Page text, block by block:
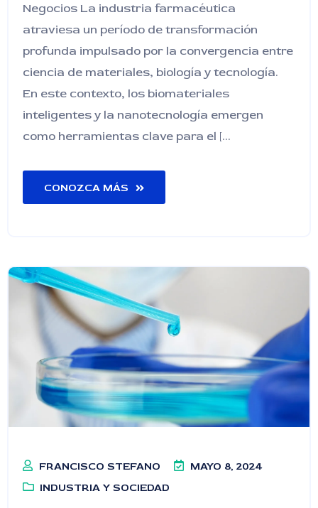
Negocios La industria farmacéutica
atraviesa un período de transformación
profunda impulsado por la convergencia entre
ciencia de materiales, biología y tecnología.
En este contexto, los biomateriales
inteligentes y la nanotecnología emergen
como herramientas clave para el [...
CONOZCA MÁS
FRANCISCO STEFANO
MAYO 8, 2024
INDUSTRIA Y SOCIEDAD